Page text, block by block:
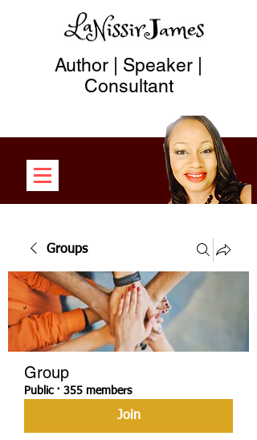
Author | Speaker |
Consultant
Groups
Group
Public · 355 members
Join